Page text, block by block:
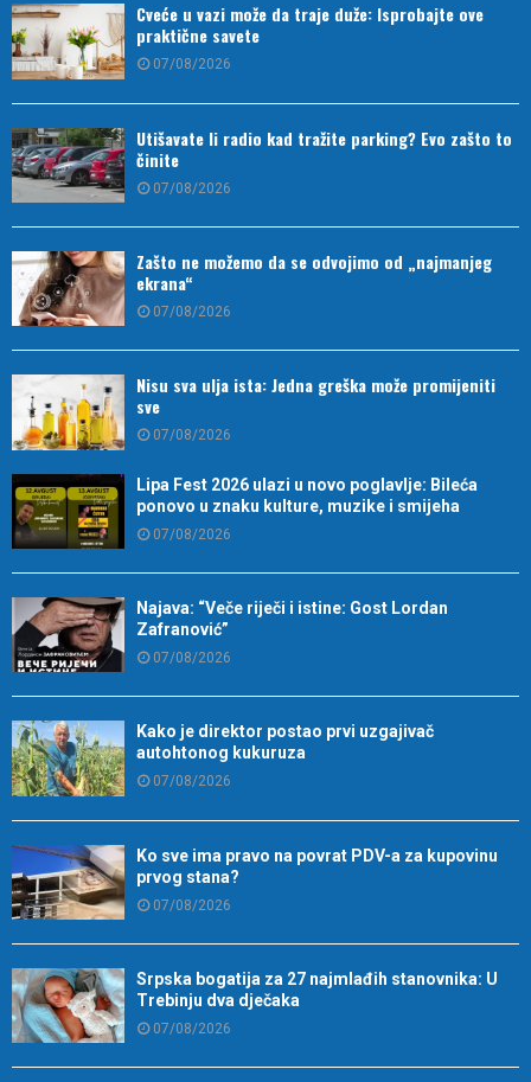
Cveće u vazi može da traje duže: Isprobajte ove
praktične savete
07/08/2026
Utišavate li radio kad tražite parking? Evo zašto to
činite
07/08/2026
Zašto ne možemo da se odvojimo od „najmanjeg
ekrana“
07/08/2026
Nisu sva ulja ista: Jedna greška može promijeniti
sve
07/08/2026
Lipa Fest 2026 ulazi u novo poglavlje: Bileća
ponovo u znaku kulture, muzike i smijeha
07/08/2026
Najava: “Veče riječi i istine: Gost Lordan
Zafranović”
07/08/2026
Kako je direktor postao prvi uzgajivač
autohtonog kukuruza
07/08/2026
Ko sve ima pravo na povrat PDV-a za kupovinu
prvog stana?
07/08/2026
Srpska bogatija za 27 najmlađih stanovnika: U
Trebinju dva dječaka
07/08/2026